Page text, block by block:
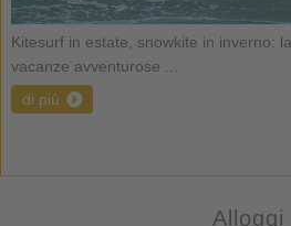
Kitesurf in estate, snowkite in inverno:
vacanze avventurose ...
di più
Alloggi